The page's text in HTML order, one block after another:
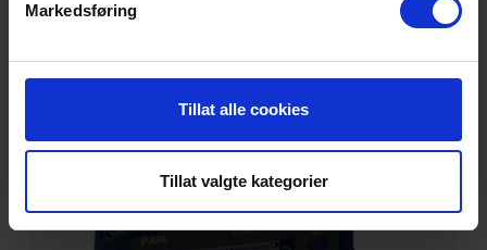
Markedsføring
Tillat alle cookies
Tillat valgte kategorier